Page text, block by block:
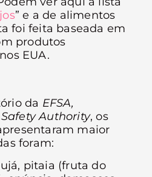
” e a de alimentos
foi feita baseada em
produtos
EUA.
da EFSA,
Authority, os
maior
foram:
pitaia (fruta do